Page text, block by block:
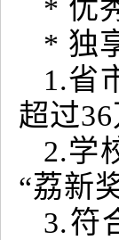
* 优
* 独
1.省
超过36
2.学
“荔新
3.符